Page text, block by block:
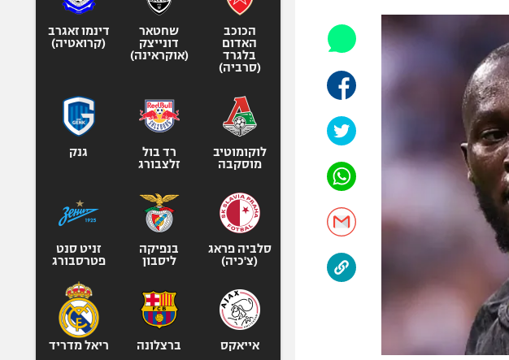
אופניים
ספורט מוטורי
כדורמים
בייסבול MLB
ואקסטרים
גיימינג E-Sports
הכוכב
האדום
בלגרד
(סרביה)
שחטאר
דונייצק
(אוקראינה)
דינמו זאגרב
(קרואטיה)
לוקומוטיב
מוסקבה
רד בול
זלצבורג
גנק
סלביה פראג
(צ'כיה)
בנפיקה
ליסבון
זניט סנט
פטרסבורג
אייאקס ברצלונה ריאל מדריד